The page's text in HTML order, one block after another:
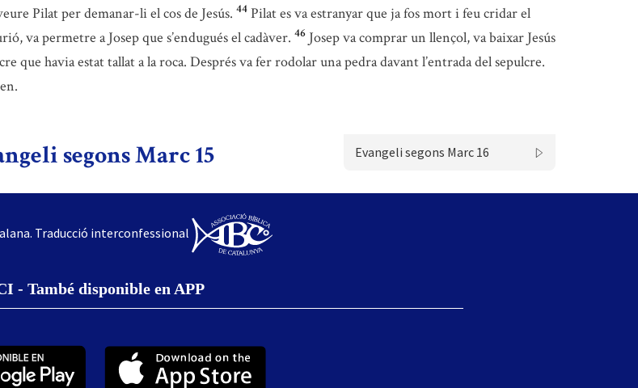
Pilat per demanar-li el cos de Jesús. 44 Pilat es va estranyar que ja fos mort i feu cridar el
va permetre a Josep que s’endugués el cadàver. 46 Josep va comprar un llençol, va baixar Jesús
que havia estat tallat a la roca. Després va fer rodolar una pedra davant l’entrada del sepulcre.
segons Marc 15 Evangeli segons Marc 16
Traducció interconfessional
- També disponible en APP